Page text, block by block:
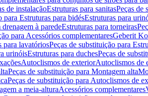
de instalaçãoEstruturas para sanitasPeças de
para Estruturas para bidésEstruturas para
à paredeEstruturas para torneiras
para Acessórios complementaresGeberit
para lavatóriosPeças de substituição para
urinóisEstruturas para duchesPeças de
Autoclismos de exteriorAutoclismos de
Peças de substituição para Montagem alta
Peças de substituição para Autoclismos de
a meia-alturaAcessórios complementares